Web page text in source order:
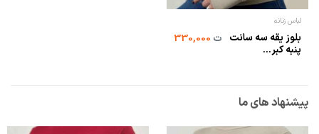
لباس زنانه
بلوز یقه سه سانت
پنبه کبر...
ت330,000
پیشنهاد های ما